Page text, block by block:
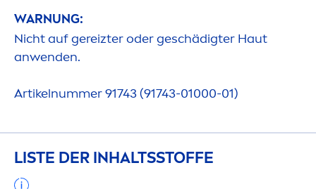
WARNUNG:
Nicht auf gereizter oder geschädigter Haut
anwenden.
Artikelnummer 91743 (91743-01000-01)
LISTE DER INHALTSSTOFFE